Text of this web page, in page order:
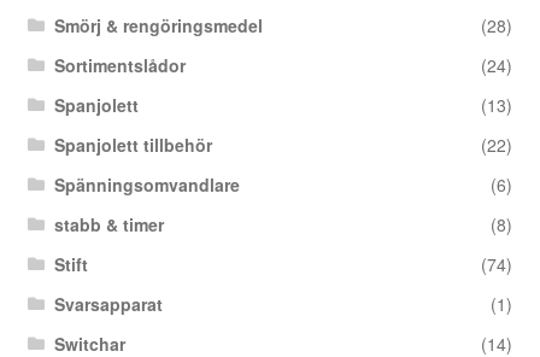
Smörj & rengöringsmedel
(28)
Sortimentslådor
(24)
Spanjolett
(13)
Spanjolett tillbehör
(22)
Spänningsomvandlare
(6)
stabb & timer
(8)
Stift
(74)
Svarsapparat
(1)
Switchar
(14)